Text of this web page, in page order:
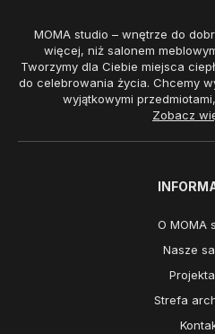
MOMA studio – wnętrze do
więcej, niż salonem
Tworzymy dla Ciebie miejsca
do celebrowania życia. Chcemy
wyjątkowymi
Zobacz
O MOMA
Nasze
Strefa